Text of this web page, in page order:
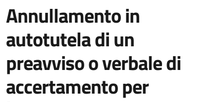
Annullamento in
autotutela di un
preavviso o verbale di
accertamento per